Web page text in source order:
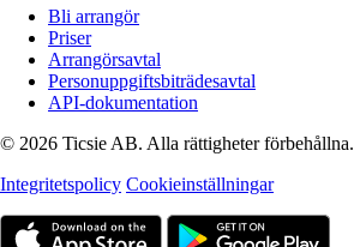
Bli arrangör
Priser
Arrangörsavtal
Personuppgiftsbiträdesavtal
API-dokumentation
© 2026 Ticsie AB. Alla rättigheter förbehållna.
Integritetspolicy Cookieinställningar